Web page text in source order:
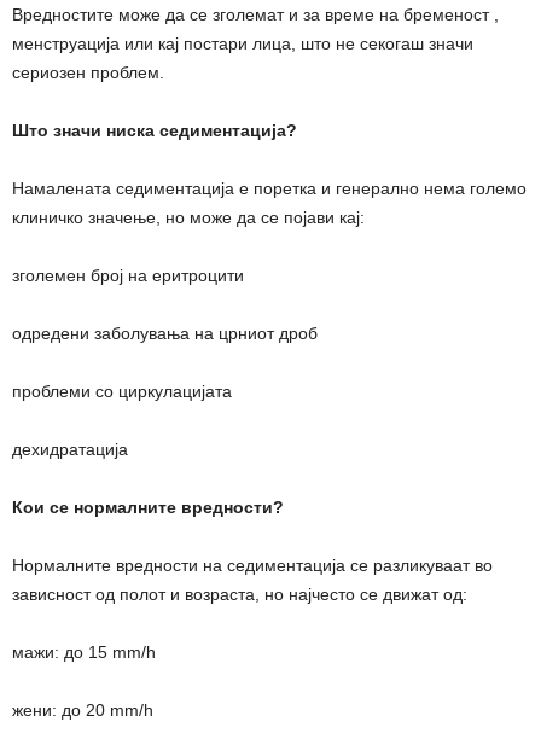
Вредностите може да се зголемат и за време на бременост ,
менструација или кај постари лица, што не секогаш значи
сериозен проблем.
Што значи ниска седиментација?
Намалената седиментација е поретка и генерално нема големо
клиничко значење, но може да се појави кај:
зголемен број на еритроцити
одредени заболувања на црниот дроб
проблеми со циркулацијата
дехидратација
Кои се нормалните вредности?
Нормалните вредности на седиментација се разликуваат во
зависност од полот и возраста, но најчесто се движат од:
мажи: до 15 mm/h
жени: до 20 mm/h